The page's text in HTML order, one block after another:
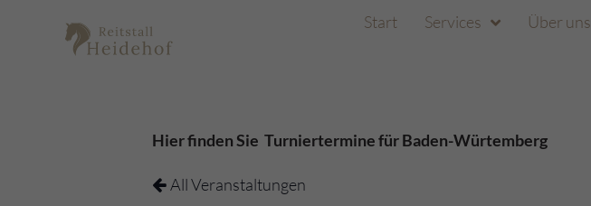
Start Services Über uns
Hier finden Sie Turniertermine für Baden-Würtemberg
All Veranstaltungen